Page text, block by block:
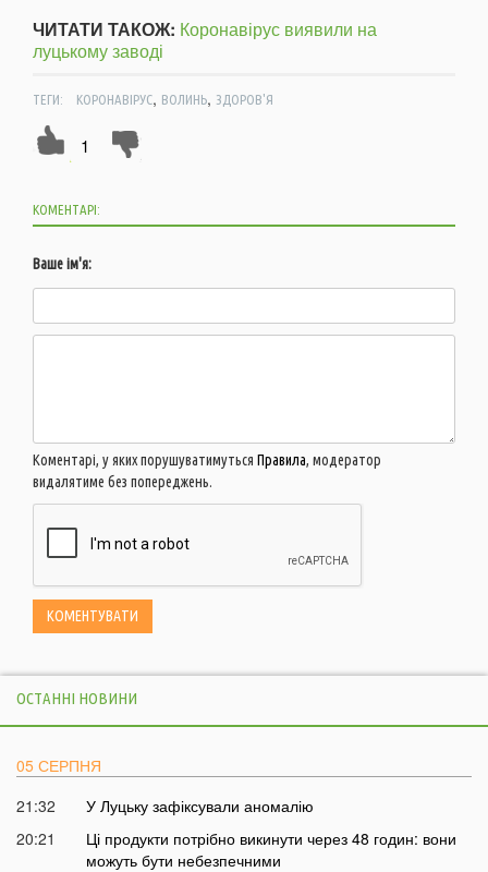
ЧИТАТИ ТАКОЖ: Коронавірус виявили на
луцькому заводі
ТЕГИ: КОРОНАВІРУС, ВОЛИНЬ, ЗДОРОВ'Я
1
КОМЕНТАРІ:
Ваше ім'я:
Коментарі, у яких порушуватимуться Правила, модератор
видалятиме без попереджень.
ОСТАННІ НОВИНИ
05 СЕРПНЯ
21:32
У Луцьку зафіксували аномалію
20:21
Ці продукти потрібно викинути через 48 годин: вони
можуть бути небезпечними